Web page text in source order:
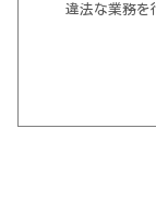
違法な業務を